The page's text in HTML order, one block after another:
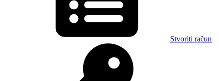
Stvoriti račun